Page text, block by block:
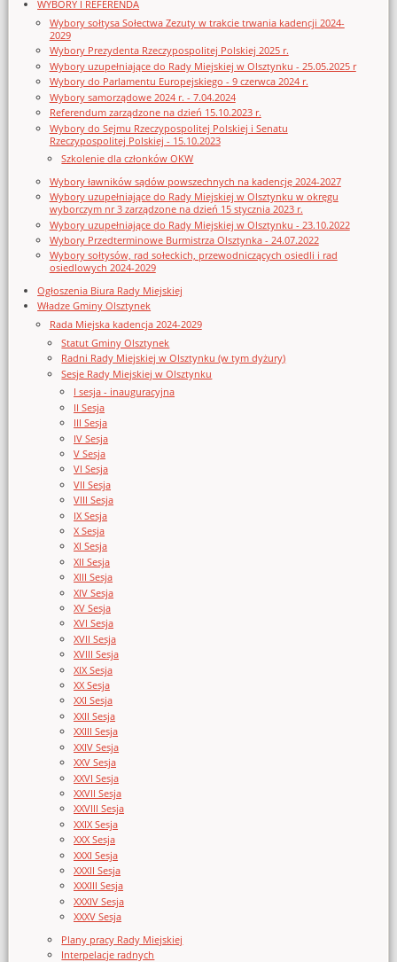
WYBORY I REFERENDA
Wybory sołtysa Sołectwa Zezuty w trakcie trwania kadencji 2024-
2029
Wybory Prezydenta Rzeczypospolitej Polskiej 2025 r.
Wybory uzupełniające do Rady Miejskiej w Olsztynku - 25.05.2025 r
Wybory do Parlamentu Europejskiego - 9 czerwca 2024 r.
Wybory samorządowe 2024 r. - 7.04.2024
Referendum zarządzone na dzień 15.10.2023 r.
Wybory do Sejmu Rzeczypospolitej Polskiej i Senatu
Rzeczypospolitej Polskiej - 15.10.2023
Szkolenie dla członków OKW
Wybory ławników sądów powszechnych na kadencję 2024-2027
Wybory uzupełniające do Rady Miejskiej w Olsztynku w okręgu
wyborczym nr 3 zarządzone na dzień 15 stycznia 2023 r.
Wybory uzupełniające do Rady Miejskiej w Olsztynku - 23.10.2022
Wybory Przedterminowe Burmistrza Olsztynka - 24.07.2022
Wybory sołtysów, rad sołeckich, przewodniczących osiedli i rad
osiedlowych 2024-2029
Ogłoszenia Biura Rady Miejskiej
Władze Gminy Olsztynek
Rada Miejska kadencja 2024-2029
Statut Gminy Olsztynek
Radni Rady Miejskiej w Olsztynku (w tym dyżury)
Sesje Rady Miejskiej w Olsztynku
I sesja - inauguracyjna
II Sesja
III Sesja
IV Sesja
V Sesja
VI Sesja
VII Sesja
VIII Sesja
IX Sesja
X Sesja
XI Sesja
XII Sesja
XIII Sesja
XIV Sesja
XV Sesja
XVI Sesja
XVII Sesja
XVIII Sesja
XIX Sesja
XX Sesja
XXI Sesja
XXII Sesja
XXIII Sesja
XXIV Sesja
XXV Sesja
XXVI Sesja
XXVII Sesja
XXVIII Sesja
XXIX Sesja
XXX Sesja
XXXI Sesja
XXXII Sesja
XXXIII Sesja
XXXIV Sesja
XXXV Sesja
Plany pracy Rady Miejskiej
Interpelacje radnych